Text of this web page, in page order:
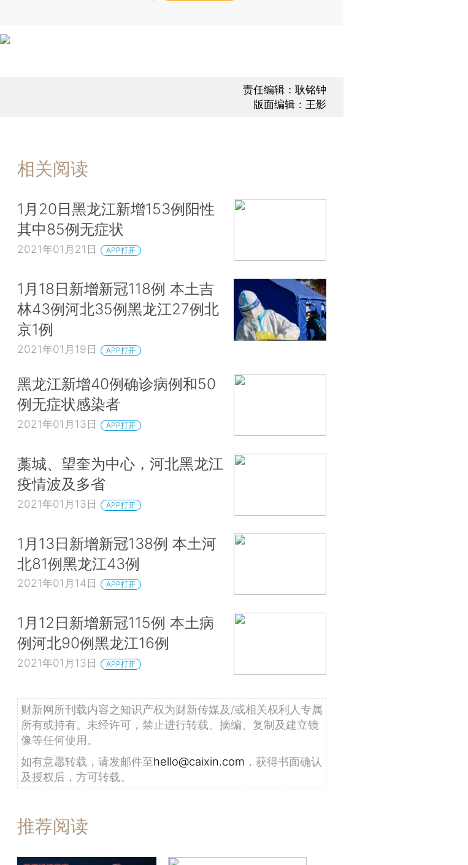
责任编辑：耿铭钟
版面编辑：王影
相关阅读
1月20日黑龙江新增153例阳性
其中85例无症状
2021年01月21日 APP打开
1月18日新增新冠118例 本土吉
林43例河北35例黑龙江27例北
京1例
2021年01月19日 APP打开
黑龙江新增40例确诊病例和50
例无症状感染者
2021年01月13日 APP打开
藁城、望奎为中心，河北黑龙江
疫情波及多省
2021年01月13日 APP打开
1月13日新增新冠138例 本土河
北81例黑龙江43例
2021年01月14日 APP打开
1月12日新增新冠115例 本土病
例河北90例黑龙江16例
2021年01月13日 APP打开
财新网所刊载内容之知识产权为财新传媒及/或相关权利人专属
所有或持有。未经许可，禁止进行转载、摘编、复制及建立镜
像等任何使用。
如有意愿转载，请发邮件至hello@caixin.com ，获得书面确认
及授权后，方可转载。
推荐阅读